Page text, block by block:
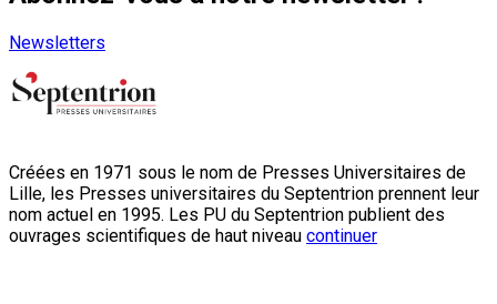
Newsletters
Créées en 1971 sous le nom de Presses Universitaires de
Lille, les Presses universitaires du Septentrion prennent leur
nom actuel en 1995. Les PU du Septentrion publient des
ouvrages scientifiques de haut niveau continuer